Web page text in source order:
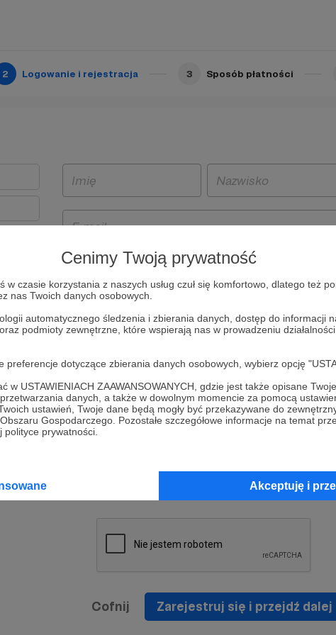
Cenimy Twoją prywatność
w czasie korzystania z naszych usług czuł się komfortowo, dlatego też
nas Twoich danych osobowych.
automatycznego śledzenia i zbierania danych, dostęp do informacji
podmioty zewnętrzne, które wspierają nas w prowadzeniu
dotyczące zbierania danych osobowych, wybierz opcję
w USTAWIENIACH ZAAWANSOWANYCH, gdzie jest także opisane
danych, a także w dowolnym momencie za pomocą
ustawień, Twoje dane będą mogły być przekazywane do
Gospodarczego. Pozostałe szczegółowe informacje na temat
prywatności.
Akceptuję i
2 Logowanie i rejestracja 3 Sposób płatności
i
będą
z
prawo
na
Politykę Prywatności
* Wyrażam zgodę na przetwarzanie moich danych
osobowych podanych w formularzu rejestracyjnym w
prawidłowego świadczenia usług serwisu Patronite.
informacji handlowych - newslettera. Opcja ta może
Cofnij Zarejestruj się i przejdź dalej